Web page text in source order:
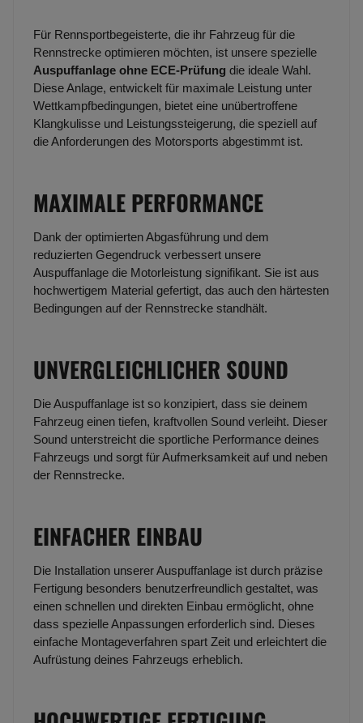
Für Rennsportbegeisterte, die ihr Fahrzeug für die
Rennstrecke optimieren möchten, ist unsere spezielle
Auspuffanlage ohne ECE-Prüfung die ideale Wahl.
Diese Anlage, entwickelt für maximale Leistung unter
Wettkampfbedingungen, bietet eine unübertroffene
Klangkulisse und Leistungssteigerung, die speziell auf
die Anforderungen des Motorsports abgestimmt ist.
MAXIMALE PERFORMANCE
Dank der optimierten Abgasführung und dem
reduzierten Gegendruck verbessert unsere
Auspuffanlage die Motorleistung signifikant. Sie ist aus
hochwertigem Material gefertigt, das auch den härtesten
Bedingungen auf der Rennstrecke standhält.
UNVERGLEICHLICHER SOUND
Die Auspuffanlage ist so konzipiert, dass sie deinem
Fahrzeug einen tiefen, kraftvollen Sound verleiht. Dieser
Sound unterstreicht die sportliche Performance deines
Fahrzeugs und sorgt für Aufmerksamkeit auf und neben
der Rennstrecke.
EINFACHER EINBAU
Die Installation unserer Auspuffanlage ist durch präzise
Fertigung besonders benutzerfreundlich gestaltet, was
einen schnellen und direkten Einbau ermöglicht, ohne
dass spezielle Anpassungen erforderlich sind. Dieses
einfache Montageverfahren spart Zeit und erleichtert die
Aufrüstung deines Fahrzeugs erheblich.